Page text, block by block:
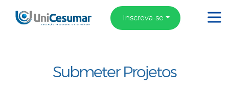
Inscreva-se
Submeter Projetos